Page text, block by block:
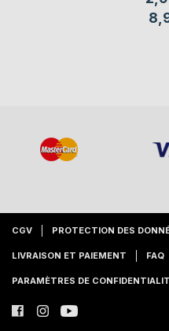
CGV PROTECTION DES
LIVRAISON ET PAIEMENT FAQ
PARAMÈTRES DE